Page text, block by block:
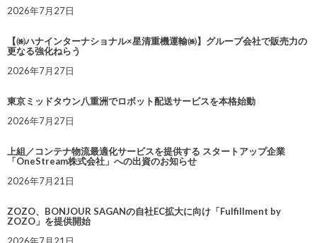
2026年7月27日
【㈱ハナインターナショナル×星清重機運輸㈱】グループ会社で販売力の
更なる強化ねらう
2026年7月27日
東京ミッドタウン八重洲でロボット配送サービスを本格始動
2026年7月27日
上組／コンテナ物流最適化サービスを提供する スタートアップ企業
「OneStream株式会社」への出資のお知らせ
2026年7月21日
ZOZO、BONJOUR SAGANの自社EC拡大に向け「Fulfillment by
ZOZO」を提供開始